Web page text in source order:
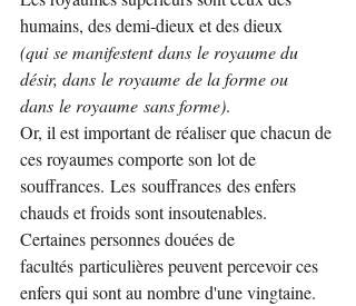
humains, des demi-dieux et des dieux
(qui se manifestent dans le royaume du
désir, dans le royaume de la forme ou
dans le royaume sans forme).
Or, il est important de réaliser que chacun de
ces royaumes comporte son lot de
souffrances. Les souffrances des enfers
chauds et froids sont insoutenables.
Certaines personnes douées de
facultés particulières peuvent percevoir ces
enfers qui sont au nombre d'une vingtaine.